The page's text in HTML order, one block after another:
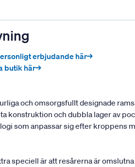
erbjudande här→
butik här→
och omsorgsfullt designade
konstruktion och dubbla lager av
som anpassar sig efter kroppens
speciell är att resårerna är